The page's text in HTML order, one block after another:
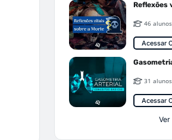
Reflexões
46
Acessar
31
Acessar
Ver